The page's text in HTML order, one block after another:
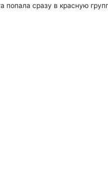
сразу в красную